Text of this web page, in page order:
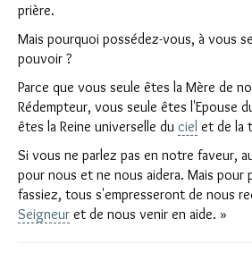
prière.
Mais pourquoi possédez-vous, à vous
pouvoir ?
Parce que vous seule êtes la Mère de
Rédempteur, vous seule êtes l'Epouse
êtes la Reine universelle du ciel et de la
Si vous ne parlez pas en notre faveur,
pour nous et ne nous aidera. Mais pour
fassiez, tous s'empresseront de nous
Seigneur et de nous venir en aide. »